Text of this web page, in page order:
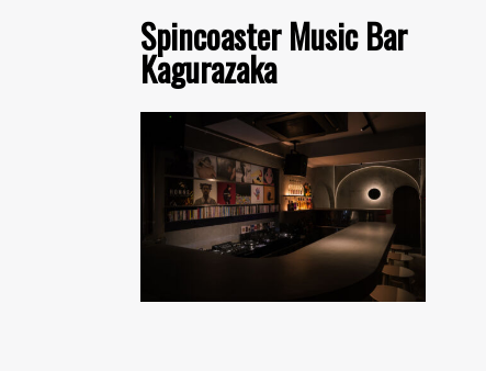
Spincoaster Music Bar
Kagurazaka